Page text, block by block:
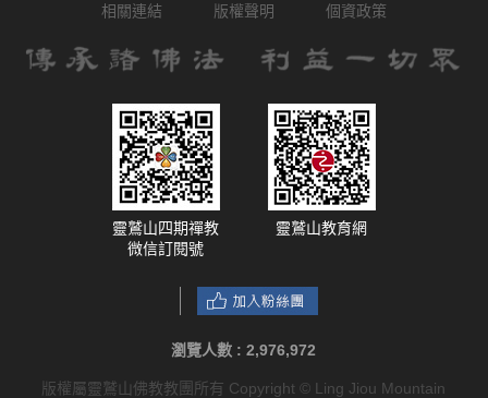
相關連結
版權聲明 個資政策
靈鷲山四期禪教
微信訂閱號
靈鷲山教育網
瀏覽人數 :2,976,972
版權屬靈鷲山佛教教團所有 Copyright © Ling Jiou Mountain